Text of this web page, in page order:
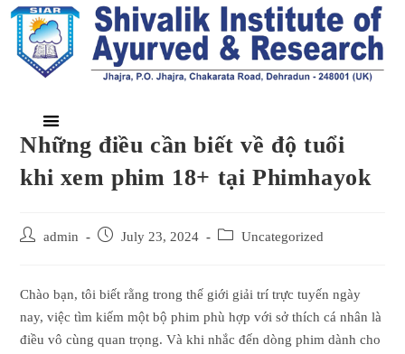
Những điều cần biết về độ tuổi
khi xem phim 18+ tại Phimhayok
admin July 23, 2024 Uncategorized
Chào bạn, tôi biết rằng trong thế giới giải trí trực tuyến ngày
nay, việc tìm kiếm một bộ phim phù hợp với sở thích cá nhân là
điều vô cùng quan trọng. Và khi nhắc đến dòng phim dành cho